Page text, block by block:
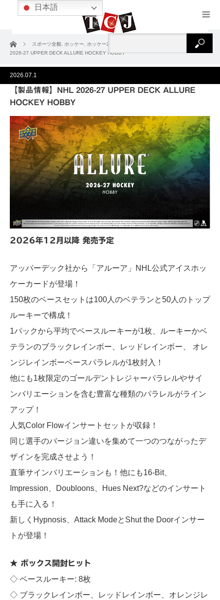
ホーム スポーツ全般 ホッケー ホッケー2026-27
【製品情報】NHL
2026-27 UPPER DECK ALLURE HOCKEY HOBBY
2026.07.1
【製品情報】NHL 2026-27 UPPER DECK ALLURE
HOCKEY HOBBY
2026年12月以降 発売予定
アッパーデック社から「アルーア」NHL公式アイスホッ
ケーカードが登場！
150枚のベースセットは100人のベテランと50人のトップ
ルーキーで構成！
1パックから平均でベースルーキーが1枚、ルーキーかベ
テランのブラックレインボー、レッドレインボー、 オレ
ンジレインボーベースパラレルが1枚封入！
他にも1枚限定のゴールデントレジャーパラレルやサイ
ンバリエーションを含む豊富な種類のパラレルがライン
アップ！
人気Color Flowインサートセットが収録！
同じ選手のバージョン違いを集めて一つのつながったデ
ザインを完成させよう！
直筆サインバリエーションも！他にも16-Bit、
Impression、Doubloons、Hues Next?などのインサート
も手に入る！
新しくHypnosis、Attack ModeとShut the Doorインサー
トが登場！
★ ボックス開封ヒット
◇ ベースルーキー: 8枚
◇ ブラックレインボー、レッドレインボー、オレンジレ
日本語